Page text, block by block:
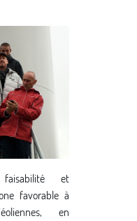
et
favorable à
en